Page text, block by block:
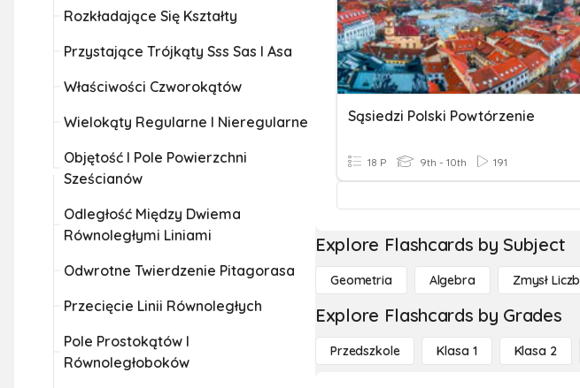
Rozkładające Się Kształty
Przystające Trójkąty Sss Sas I Asa
Właściwości Czworokątów
Wielokąty Regularne I Nieregularne
Objętość I Pole Powierzchni
Sześcianów
Odległość Między Dwiema
Równoległymi Liniami
Odwrotne Twierdzenie Pitagorasa
Przecięcie Linii Równoległych
Pole Prostokątów I
Równoległoboków
Sąsiedzi Polski Powtórzenie
18 P 9th - 10th 191
Explore Flashcards by Subject
Geometria Algebra Zmysł Liczb
Explore Flashcards by Grades
Przedszkole Klasa 1 Klasa 2